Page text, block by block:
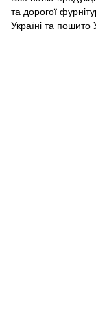
та дорогої
Україні та